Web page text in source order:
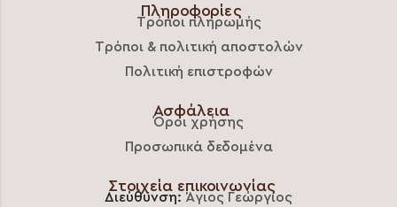
Πληροφορίες
Τρόποι πληρωμής
Τρόποι & πολιτική αποστολών
Πολιτική επιστροφών
Ασφάλεια
Όροι χρήσης
Προσωπικά δεδομένα
Στοιχεία επικοινωνίας
Διεύθυνση: Άγιος Γεώργιος